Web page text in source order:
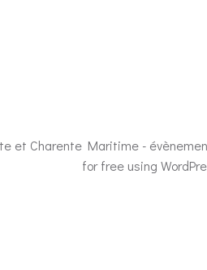
et Charente Maritime -
for free using